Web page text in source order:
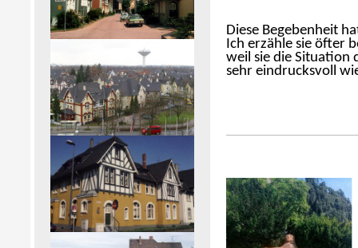
Diese Begebenheit
Ich erzähle sie öfter
weil sie die Situation
sehr eindrucksvoll